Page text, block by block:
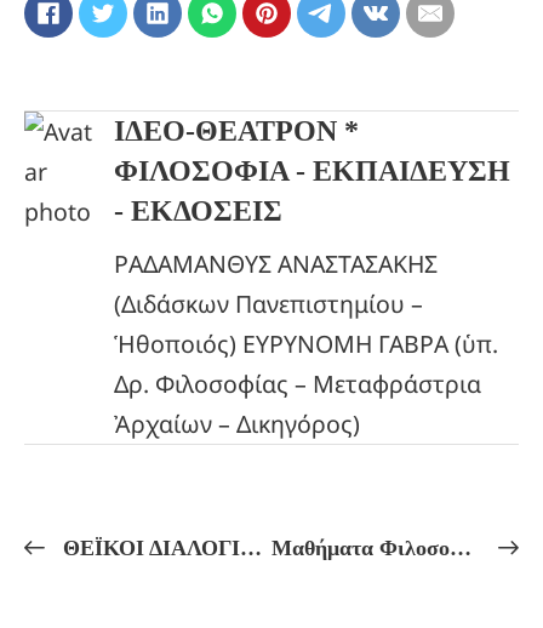
ΙΔΕΟ-ΘΕΑΤΡΟΝ *
ΦΙΛΟΣΟΦΙΑ - ΕΚΠΑΙΔΕΥΣΗ
- ΕΚΔΟΣΕΙΣ
ΡΑΔΑΜΑΝΘΥΣ ΑΝΑΣΤΑΣΑΚΗΣ
(Διδάσκων Πανεπιστημίου –
Ἡθοποιός) ΕΥΡΥΝΟΜΗ ΓΑΒΡΑ (ὑπ.
Δρ. Φιλοσοφίας – Μεταφράστρια
Ἀρχαίων – Δικηγόρος)
ΘΕΪΚΟΙ ΔΙΑΛΟΓΙΣΜΟΙ!ΕΙΣ ΔΟΞΑΝ ΤΗΣ ΘΕΑΣ ΑΦΡΟΔΙΤΗΣ! Δια-Λογιστικὴ τελετή! Μαθήματα Φιλοσοφίας 18/05/2026-22/05/2026